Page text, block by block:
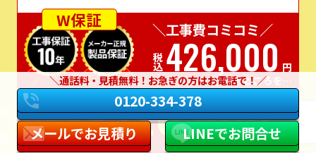
W保証
＼工事費コミコミ／
税込426,000 円
のところを…
実質
価格 税込326,000円
通話料・見積無料！お急ぎの方はお電話で！
0120-334-378
メールでお見積り
LINEでお問合せ